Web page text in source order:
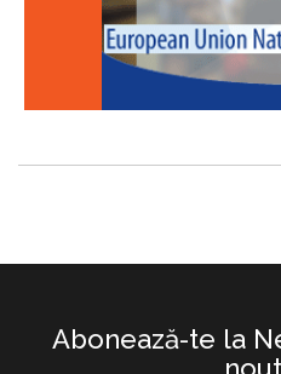
Abonează-te la